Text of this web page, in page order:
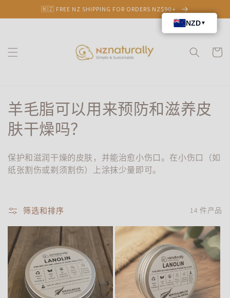
🇳🇿 FREE NZ SHIPPING FOR ORDERS NZ$90+
物
收
藏
:
羊毛脂可以用来预防和滋养皮
肤干燥吗？
保护和滋润干燥的皮肤，并能治愈小伤口。在小伤口（如
纸张割伤或剃须割伤）上涂抹少量即可。
筛选和排序 14 件产品